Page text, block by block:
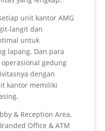
unit kantor AMG
langit dan
untuk
lapang. Dan para
gedung
dengan
kantor memiliki
& Reception Area,
Office & ATM